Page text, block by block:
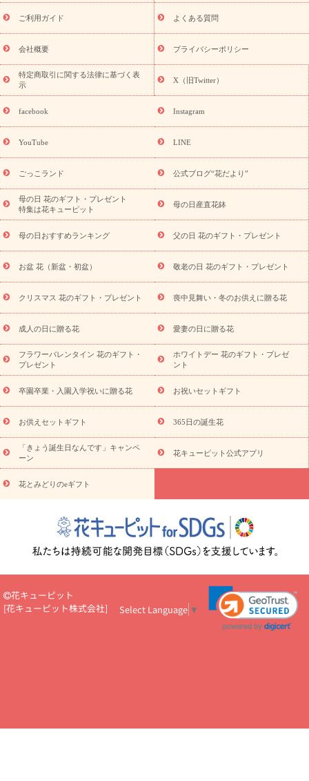
レゼント特集
夏の花贈り・お中元・暑中見舞い 花のギフト特集
敬老の日におくる花ギフト・プレゼント特集
花ギフト・プレゼント特集
敬老の日 花のおすすめランキング
敬
老の日 花鉢植えのギフト・プレゼント特集
敬老の日 花とセットギ
フト・プレゼント特集
敬老の日の花 全てのギフト一覧
キャン
ペーン
「きょう誕生日なんです」キャンペーン
探す
誕生日フラワーギフト 誕生日フラワーギフト特集
誕生
日フラワーギフト商品一覧
ユリ トルコキキョウ
誕生花(トルコキキョウ)
9月の誕生花(リンドウ)
誕生日セット
ギフト
「きょう誕生日なんです」キャンペーン
用途から探す お祝いの花特集 当日配達特急便
お祝い商品
一覧
お祝い 新築・引っ越し祝い
結婚記念日
結婚祝い 出産祝い 退院祝い・快気祝い
還暦
祝い・長寿祝い
プチギフト ペットのお祝いフラワー
元・暑中見舞い
敬老の日
お供え
お供え・お悔やみ商品一覧 お供え・お悔やみの花
十九日法要以降に贈る花
通夜・葬儀に贈る花
お供え お花とセッ
お盆（新盆・初盆）
お祝い返し お見舞い
お取り
プリザーブドフラワー
スタイルから探す
アレンジメント
蘭・花鉢
ミディ胡蝶蘭・お祝い ミディ胡蝶蘭・お供え
の青色胡蝶蘭
観葉植物 観葉植物 産直多肉植物
プリザーブ
ドフラワー
お祝い お供え・お悔やみ 花とセットギフト
ミオーダー
プチギフト（hanamore -ハナモア-）
花とみどりの
eギフト
花キューピットのeGfit カラー ピンク
レンジ
レッド お花の種類 バラ ユリ トルコキキョウ
予
算から探す
お祝い お祝い・3000円～ お祝い・
お祝い・5000円～ お祝い・7000円～ お祝い・10000円～
お供え・お悔やみ
お供え・お悔やみ・3000円～
お供え・お
悔やみ・5000円～ お供え・お悔やみ・7000円～
お供え・お悔
やみ・10000円～
365日の誕生花カレンダー
開店・開業祝
お祝いを贈るときのマナー・
花キューピットのお祝いコラム一覧
誕生日のお花を「色
彩心理学」で選ぶ方法
結婚祝いの予算相場
出産祝いお役立ち情
転職祝いのマナー基礎知識
ペットのお祝いワンポイントアド
バイス
スタンド花（フラスタ）のマナー
お見舞いのマナーとル
お祝い花のマナー総まとめ
場上司や先輩へ贈るお祝い花の正解は？
開店祝いの花 選び方ガイ
ド（早見表あり）
花キューピットのお供え・
プロ直伝10のテクニック
花美人5人の「花のある暮らし」
美
ご利用ガイド よくある質問
会社概要 プライバシーポリシー
特定商取引に関する法律に基づく表
示
X（旧Twitter）
facebook Instagram
YouTube LINE
ごっこランド 公式ブログ“花だより”
母の日 花のギフト・プレゼント
特集は花キューピット
母の日産直花鉢
母の日おすすめランキング 父の日 花のギフト・プレゼント
お盆 花（新盆・初盆） 敬老の日 花のギフト・プレゼント
クリスマス 花のギフト・プレゼント 喪中見舞い・冬のお供えに贈る花
成人の日に贈る花 愛妻の日に贈る花
フラワーバレンタイン 花のギフト・
プレゼント
ホワイトデー 花のギフト・プレゼ
ント
卒園卒業・入園入学祝いに贈る花 お祝いセットギフト
お供えセットギフト 365日の誕生花
「きょう誕生日なんです」キャンペ
ーン
花キューピット公式アプリ
花とみどりのeギフト
花キューピット
[花キューピット株式会社] Select Language ▼